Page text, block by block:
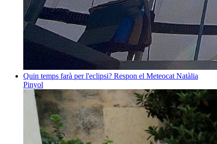
Quin temps farà per l'eclipsi? Respon el Meteocat Natàlia
Pinyol